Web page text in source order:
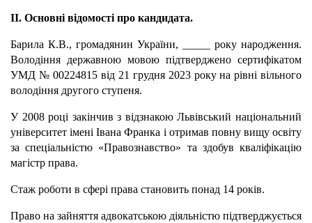
IІ. Основні відомості про кандидата.
Барила К.В., громадянин України, _____ року народження.
Володіння державною мовою підтверджено сертифікатом
УМД № 00224815 від 21 грудня 2023 року на рівні вільного
володіння другого ступеня.
У 2008 році закінчив з відзнакою Львівський національний
університет імені Івана Франка і отримав повну вищу освіту
за спеціальністю «Правознавство» та здобув кваліфікацію
магістр права.
Стаж роботи в сфері права становить понад 14 років.
Право на зайняття адвокатською діяльністю підтверджується